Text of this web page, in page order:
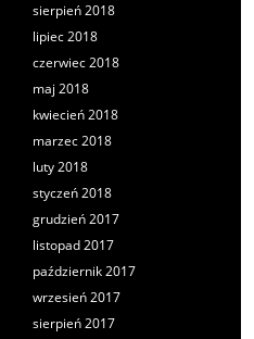
sierpień 2018
lipiec 2018
czerwiec 2018
maj 2018
kwiecień 2018
marzec 2018
luty 2018
styczeń 2018
grudzień 2017
listopad 2017
październik 2017
wrzesień 2017
sierpień 2017